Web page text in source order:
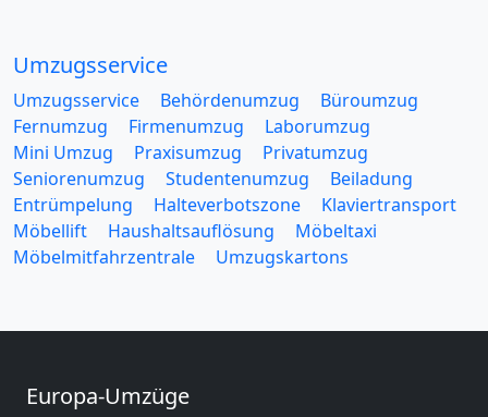
Umzugsservice
Umzugsservice Behördenumzug
Büroumzug
Fernumzug
Firmenumzug
Laborumzug
Mini Umzug
Praxisumzug
Privatumzug
Seniorenumzug
Studentenumzug
Beiladung
Entrümpelung
Halteverbotszone
Klaviertransport
Möbellift
Haushaltsauflösung
Möbeltaxi
Möbelmitfahrzentrale
Umzugskartons
Europa-Umzüge